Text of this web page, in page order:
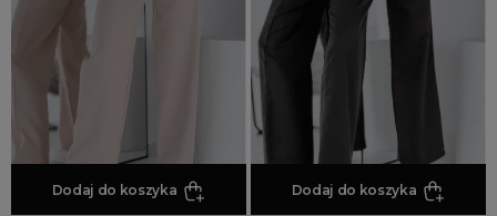
Dodaj do koszyka Dodaj do koszyka